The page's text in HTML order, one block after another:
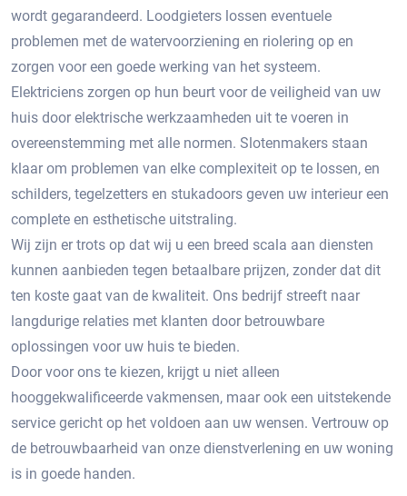
wordt gegarandeerd. Loodgieters lossen eventuele
problemen met de watervoorziening en riolering op en
zorgen voor een goede werking van het systeem.
Elektriciens zorgen op hun beurt voor de veiligheid van uw
huis door elektrische werkzaamheden uit te voeren in
overeenstemming met alle normen. Slotenmakers staan ​​
klaar om problemen van elke complexiteit op te lossen, en
schilders, tegelzetters en stukadoors geven uw interieur een
complete en esthetische uitstraling.
Wij zijn er trots op dat wij u een breed scala aan diensten
kunnen aanbieden tegen betaalbare prijzen, zonder dat dit
ten koste gaat van de kwaliteit. Ons bedrijf streeft naar
langdurige relaties met klanten door betrouwbare
oplossingen voor uw huis te bieden.
Door voor ons te kiezen, krijgt u niet alleen
hooggekwalificeerde vakmensen, maar ook een uitstekende
service gericht op het voldoen aan uw wensen. Vertrouw op
de betrouwbaarheid van onze dienstverlening en uw woning
is in goede handen.